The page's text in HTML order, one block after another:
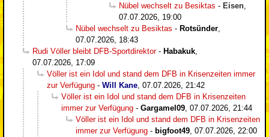
Nübel wechselt zu Besiktas - Eisen,
07.07.2026, 19:00
Nübel wechselt zu Besiktas - Rotsünder,
07.07.2026, 18:43
Rudi Völler bleibt DFB-Sportdirektor- Habakuk,
07.07.2026, 17:09
Völler ist ein Idol und stand dem DFB in Krisenzeiten immer
zur Verfügung - Will Kane, 07.07.2026, 21:42
Völler ist ein Idol und stand dem DFB in Krisenzeiten
immer zur Verfügung - Gargamel09, 07.07.2026, 21:44
Völler ist ein Idol und stand dem DFB in Krisenzeiten
immer zur Verfügung - bigfoot49, 07.07.2026, 22:00